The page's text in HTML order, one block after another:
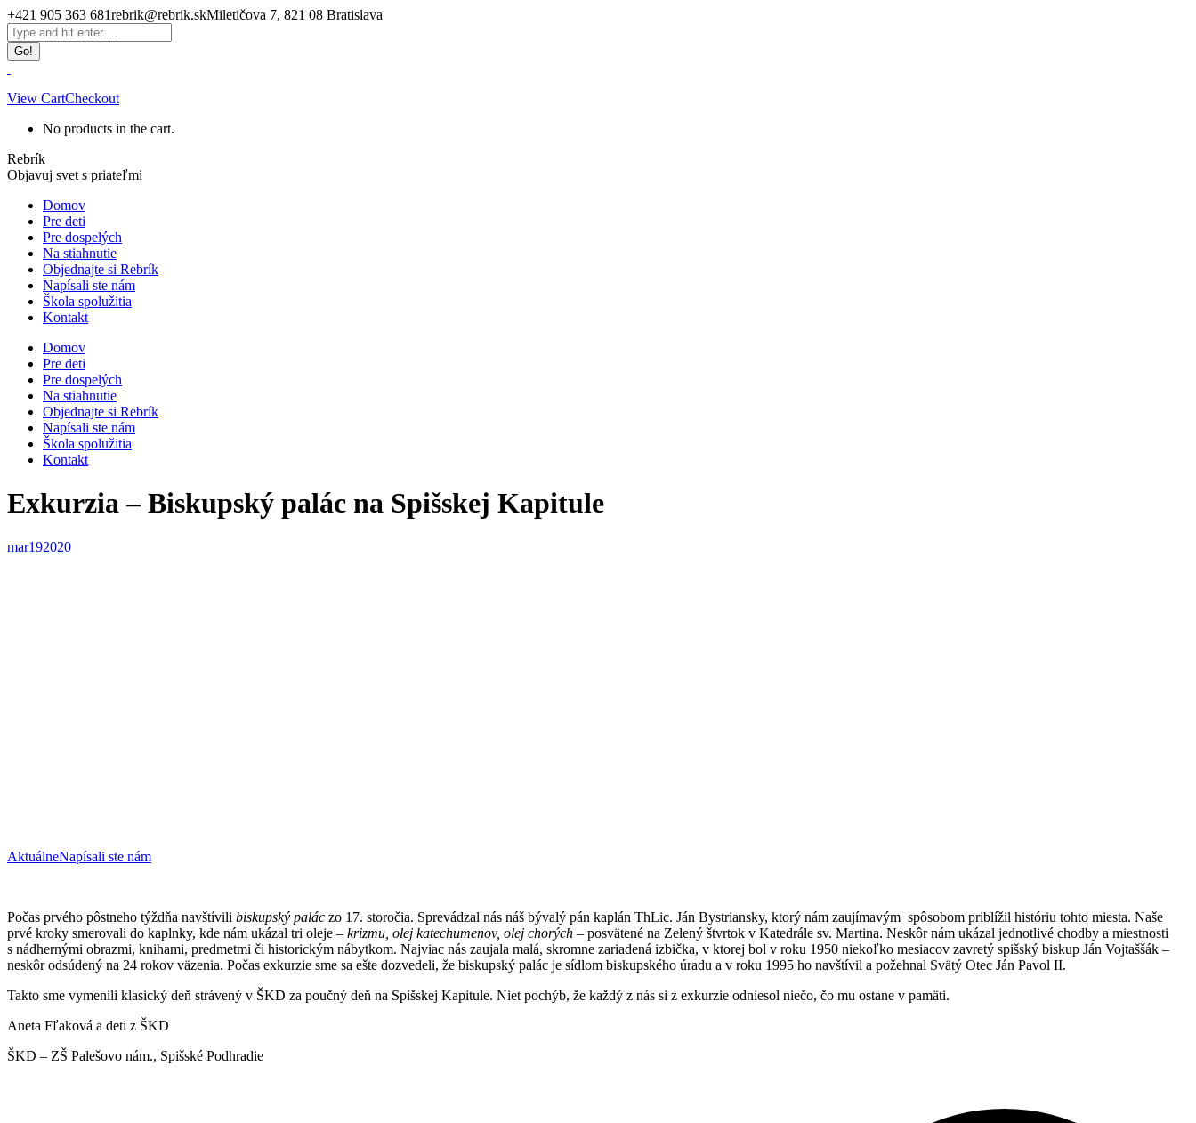
Skip
to
content
+421 905 363 681rebrik@rebrik.skMiletičova 7, 821 08 Bratislava
Facebook
page
opens
in
new
window
Search:
View CartCheckout
No products in the cart.
Rebrík
Objavuj svet s priateľmi
Domov
Pre deti
Pre dospelých
Na stiahnutie
Objednajte si Rebrík
Napísali ste nám
Škola spolužitia
Kontakt
Domov
Pre deti
Pre dospelých
Na stiahnutie
Objednajte si Rebrík
Napísali ste nám
Škola spolužitia
Kontakt
Exkurzia – Biskupský palác na Spišskej Kapitule
mar192020
AktuálneNapísali ste nám
Počas prvého pôstneho týždňa navštívili biskupský palác zo 17. storočia. Sprevádzal nás náš bývalý pán kaplán ThLic. Ján Bystriansky, ktorý nám zaujímavým spôsobom priblížil históriu tohto miesta. Naše
prvé kroky smerovali do kaplnky, kde nám ukázal tri oleje – krizmu, olej katechumenov, olej chorých – posvätené na Zelený štvrtok v Katedrále sv. Martina. Neskôr nám ukázal jednotlivé chodby a miestnosti
s nádhernými obrazmi, knihami, predmetmi či historickým nábytkom. Najviac nás zaujala malá, skromne zariadená izbička, v ktorej bol v roku 1950 niekoľko mesiacov zavretý spišský biskup Ján Vojtaššák –
neskôr odsúdený na 24 rokov väzenia. Počas exkurzie sme sa ešte dozvedeli, že biskupský palác je sídlom biskupského úradu a v roku 1995 ho navštívil a požehnal Svätý Otec Ján Pavol II.
Takto sme vymenili klasický deň strávený v ŠKD za poučný deň na Spišskej Kapitule. Niet pochýb, že každý z nás si z exkurzie odniesol niečo, čo mu ostane v pamäti.
Aneta Fľaková a deti z ŠKD
ŠKD – ZŠ Palešovo nám., Spišské Podhradie